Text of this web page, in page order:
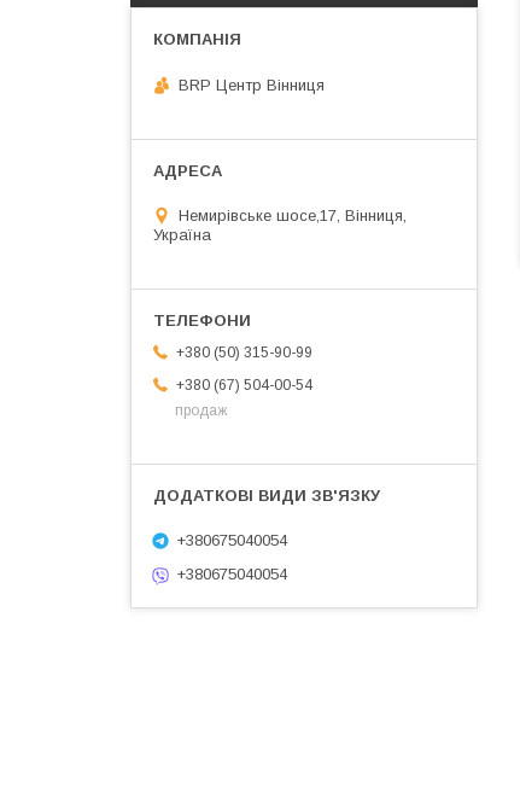
BRP Центр Вінниця
Немирівське шосе,17, Вінниця,
Україна
+380 (50) 315-90-99
+380 (67) 504-00-54
продаж
+380675040054
+380675040054